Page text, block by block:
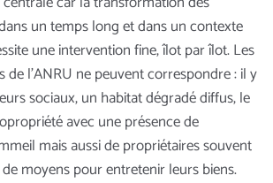
un temps long et dans un contexte
une intervention fine, îlot par îlot. Les
de l’ANRU ne peuvent correspondre : il y
sociaux, un habitat dégradé diffus, le
avec une présence de
mais aussi de propriétaires souvent
moyens pour entretenir leurs biens.